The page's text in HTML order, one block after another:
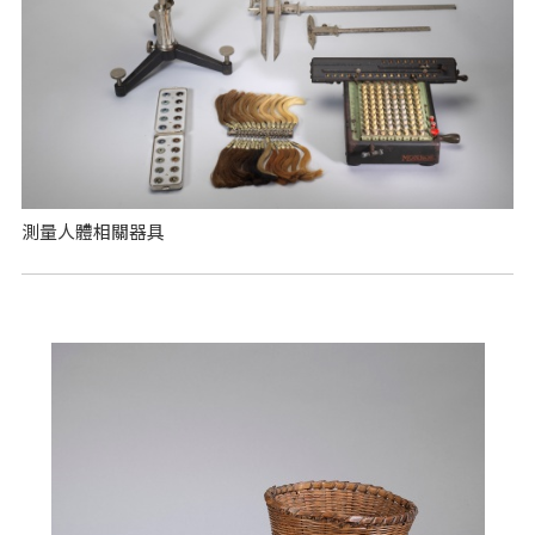
測量人體相關器具